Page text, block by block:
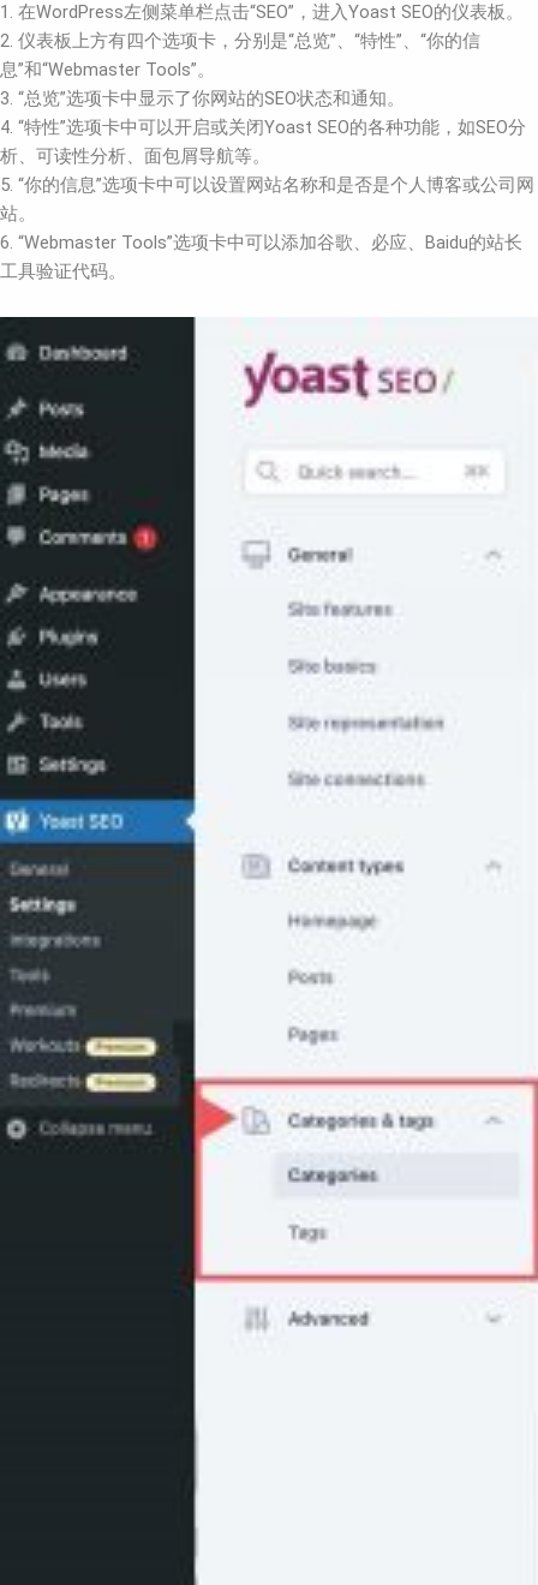
1. 在WordPress左侧菜单栏点击“SEO”，进入Yoast SEO的仪表板。
2. 仪表板上方有四个选项卡，分别是“总览”、“特性”、“你的信
息”和“Webmaster Tools”。
3. “总览”选项卡中显示了你网站的SEO状态和通知。
4. “特性”选项卡中可以开启或关闭Yoast SEO的各种功能，如SEO分
析、可读性分析、面包屑导航等。
5. “你的信息”选项卡中可以设置网站名称和是否是个人博客或公司网
站。
6. “Webmaster Tools”选项卡中可以添加谷歌、必应、Baidu的站长
工具验证代码。